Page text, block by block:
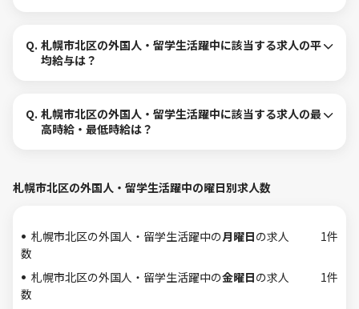
Q. 札幌市北区の外国人・留学生活躍中に該当する求人の平
均給与は？
Q. 札幌市北区の外国人・留学生活躍中に該当する求人の最
高時給・最低時給は？
札幌市北区の外国人・留学生活躍中の曜日別求人数
札幌市北区の外国人・留学生活躍中の月曜日の求人
数
1件
札幌市北区の外国人・留学生活躍中の金曜日の求人
数
1件